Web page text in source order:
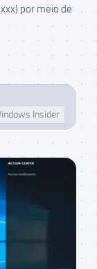
por meio de
Insider